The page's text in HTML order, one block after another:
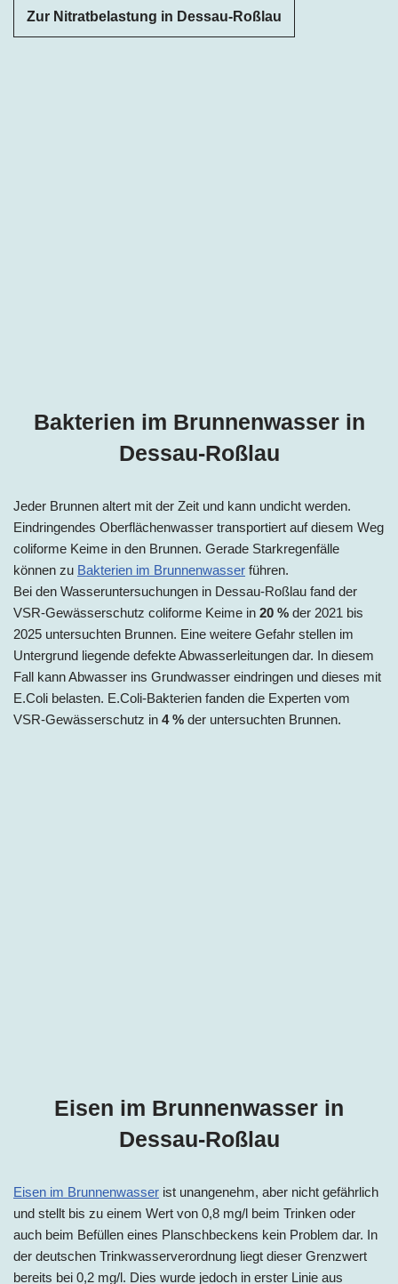
Zur Nitratbelastung in Dessau-Roßlau
Bakterien im Brunnenwasser in
Dessau-Roßlau
Jeder Brunnen altert mit der Zeit und kann undicht werden.
Eindringendes Oberflächenwasser transportiert auf diesem Weg
coliforme Keime in den Brunnen. Gerade Starkregenfälle
können zu Bakterien im Brunnenwasser führen.
Bei den Wasseruntersuchungen in Dessau-Roßlau fand der
VSR-Gewässerschutz coliforme Keime in 20 % der 2021 bis
2025 untersuchten Brunnen. Eine weitere Gefahr stellen im
Untergrund liegende defekte Abwasserleitungen dar. In diesem
Fall kann Abwasser ins Grundwasser eindringen und dieses mit
E.Coli belasten. E.Coli-Bakterien fanden die Experten vom
VSR-Gewässerschutz in 4 % der untersuchten Brunnen.
Eisen im Brunnenwasser in
Dessau-Roßlau
Eisen im Brunnenwasser ist unangenehm, aber nicht gefährlich
und stellt bis zu einem Wert von 0,8 mg/l beim Trinken oder
auch beim Befüllen eines Planschbeckens kein Problem dar. In
der deutschen Trinkwasserverordnung liegt dieser Grenzwert
bereits bei 0,2 mg/l. Dies wurde jedoch in erster Linie aus